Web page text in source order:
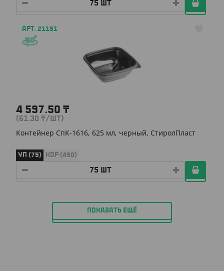
АРТ. 21151
4 597.50 ₸
(61.30 ₸/ШТ)
Контейнер СпК-1616, 625 мл, черный, СтиролПласт
УП (75) КОР (450)
ПОКАЗАТЬ ЕЩЁ